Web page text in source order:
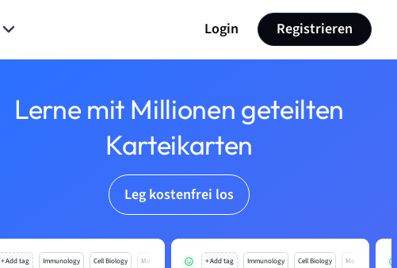
Login Registrieren
Lerne mit Millionen geteilten
Karteikarten
Leg kostenfrei los
+ Add tag Immunology Cell Biology Mo + Add tag Immunology Cell Biology Mo